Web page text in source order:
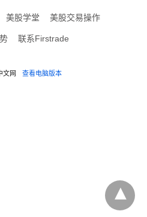
美股学堂 美股交易操作
联系Firstrade
文网 查看电脑版本